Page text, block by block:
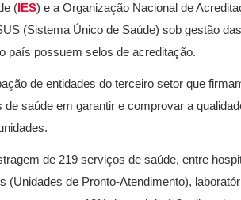
(IES) e a Organização Nacional de
(Sistema Único de Saúde) sob gestão
país possuem selos de acreditação.
de entidades do terceiro setor que
saúde em garantir e comprovar a
de 219 serviços de saúde, entre
(Unidades de Pronto-Atendimento),